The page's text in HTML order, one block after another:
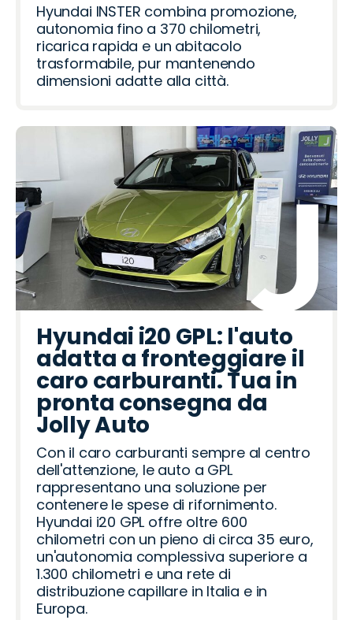
Hyundai INSTER combina promozione,
autonomia fino a 370 chilometri,
ricarica rapida e un abitacolo
trasformabile, pur mantenendo
dimensioni adatte alla città.
Hyundai i20 GPL: l'auto
adatta a fronteggiare il
caro carburanti. Tua in
pronta consegna da
Jolly Auto
Con il caro carburanti sempre al centro
dell'attenzione, le auto a GPL
rappresentano una soluzione per
contenere le spese di rifornimento.
Hyundai i20 GPL offre oltre 600
chilometri con un pieno di circa 35 euro,
un'autonomia complessiva superiore a
1.300 chilometri e una rete di
distribuzione capillare in Italia e in
Europa.